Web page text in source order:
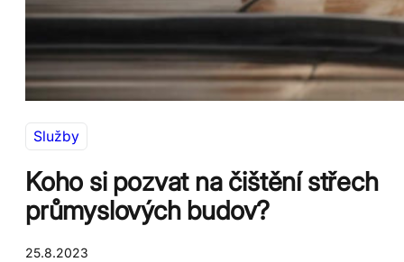
Služby
Koho si pozvat na čištění střech
průmyslových budov?
25.8.2023